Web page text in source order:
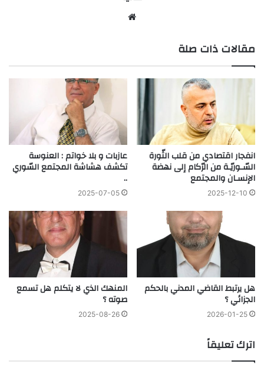
مقالات ذات صلة
انفجار اقتصادي من قلب الثّورة
السّـوريّـة من الرّكام إلى نهضة
الإنسـان والمجتمع
2025-12-10
عازبات و بلا خواتم : العنوسة
تكشف هشاشة المجتمع السّوري
..
2025-07-05
هل يرتبط القاضي المدني بالحكم
الجزائي ؟
2026-01-25
المنهك الذي لا يتكلم هل تسمع
صوته ؟
2025-08-26
اترك تعليقاً